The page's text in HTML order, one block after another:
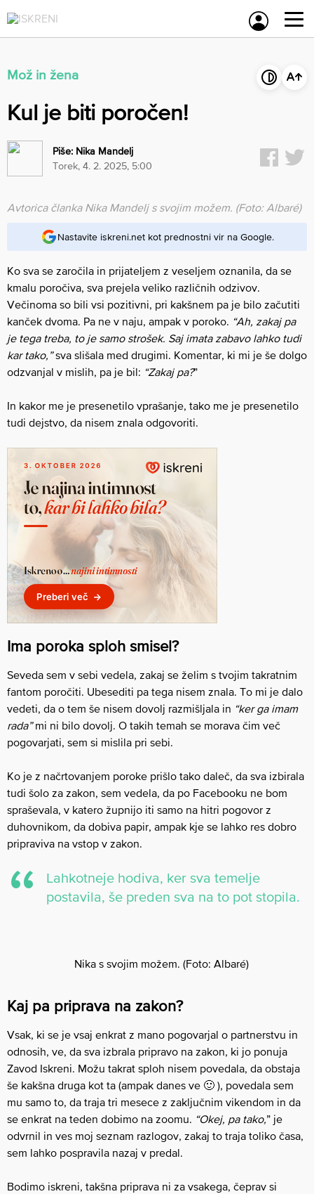
to
content
Mož in žena
Kul je biti poročen!
Piše: Nika Mandelj
torek, 4. 2. 2025, 5:00
Avtorica članka Nika Mandelj s svojim možem. (Foto: Albaré)
Nastavite iskreni.net kot prednostni vir na Google.
Ko sva se zaročila in prijateljem z veseljem oznanila, da se
kmalu poročiva, sva prejela veliko različnih odzivov.
Večinoma so bili vsi pozitivni, pri kakšnem pa je bilo začutiti
kanček dvoma. Pa ne v naju, ampak v poroko. “Ah, zakaj pa
je tega treba, to je samo strošek. Saj imata zabavo lahko tudi
kar tako,”sva slišala med drugimi. Komentar, ki mi je še dolgo
odzvanjal v mislih, pa je bil: “Zakaj pa?”
In kakor me je presenetilo vprašanje, tako me je presenetilo
tudi dejstvo, da nisem znala odgovoriti.
Ima poroka sploh smisel?
Seveda sem v sebi vedela, zakaj se želim s tvojim takratnim
fantom poročiti. Ubesediti pa tega nisem znala. To mi je dalo
vedeti, da o tem še nisem dovolj razmišljala in “ker ga imam
rada”mi ni bilo dovolj. O takih temah se morava čim več
pogovarjati, sem si mislila pri sebi.
Ko je z načrtovanjem poroke prišlo tako daleč, da sva izbirala
tudi šolo za zakon, sem vedela, da po Facebooku ne bom
spraševala, v katero župnijo iti samo na hitri pogovor z
duhovnikom, da dobiva papir, ampak kje se lahko res dobro
pripraviva na vstop v zakon.
Lahkotneje hodiva, ker sva temelje
postavila, še preden sva na to pot stopila.
Nika s svojim možem. (Foto: Albaré)
Kaj pa priprava na zakon?
Vsak, ki se je vsaj enkrat z mano pogovarjal o partnerstvu in
odnosih, ve, da sva izbrala pripravo na zakon, ki jo ponuja
Zavod Iskreni. Možu takrat sploh nisem povedala, da obstaja
še kakšna druga kot ta (ampak danes ve 🙂 ), povedala sem
mu samo to, da traja tri mesece z zaključnim vikendom in da
se enkrat na teden dobimo na zoomu.
“Okej, pa tako, ” je
odvrnil in ves moj seznam razlogov, zakaj to traja toliko časa,
sem lahko pospravila nazaj v predal.
Bodimo iskreni, takšna priprava ni za vsakega, čeprav si